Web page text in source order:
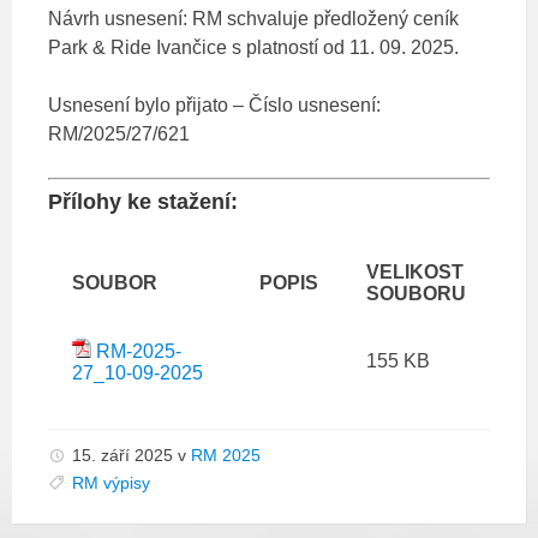
Návrh usnesení: RM schvaluje předložený ceník
Park & Ride Ivančice s platností od 11. 09. 2025.
Usnesení bylo přijato – Číslo usnesení:
RM/2025/27/621
Přílohy ke stažení:
SOUBOR POPIS
VELIKOST
SOUBORU
RM-2025-
27_10-09-2025
155 KB
15. září 2025 v RM 2025
RM výpisy